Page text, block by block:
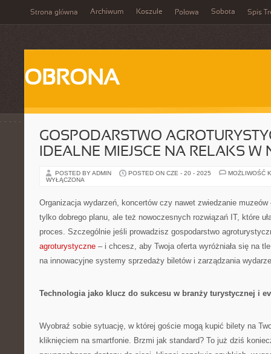
Strona główna Archiwum Koszule Połowa Sobota Spis
OBRONA
GOSPODARSTWO
IDEALNE MIEJSCE NA RELAKS W
POSTED BY ADMIN POSTED ON CZE - 20 - 2025
MOŻLIWOŚĆ
WYŁĄCZONA
Organizacja wydarzeń, koncertów czy nawet zwiedzanie
tylko dobrego planu, ale też nowoczesnych rozwiązań IT, które
proces. Szczególnie jeśli prowadzisz gospodarstwo
agroturystyczne – i chcesz, aby Twoja oferta wyróżniała się na
na innowacyjne systemy sprzedaży biletów i zarządzania
Technologia jako klucz do sukcesu w branży turystycznej i
Wyobraź sobie sytuację, w której goście mogą kupić bilety na
kliknięciem na smartfonie. Brzmi jak standard? To już dziś